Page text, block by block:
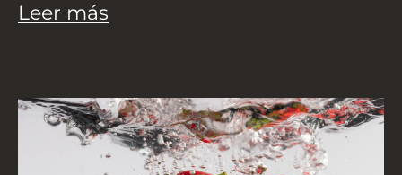
Leer más